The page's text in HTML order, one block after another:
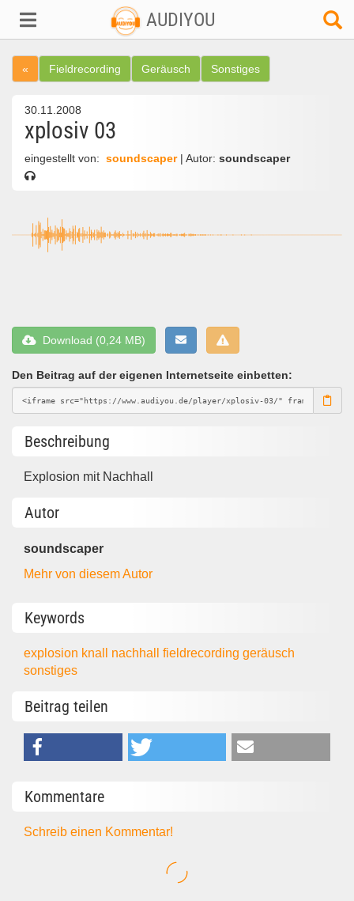
AUDIYOU
« Fieldrecording Geräusch Sonstiges
30.11.2008
xplosiv 03
eingestellt von: soundscaper | Autor: soundscaper
Download (0,24 MB)
Den Beitrag auf der eigenen Internetseite einbetten:
Beschreibung
Explosion mit Nachhall
Autor
soundscaper
Mehr von diesem Autor
Keywords
explosion knall nachhallfieldrecordinggeräusch
sonstiges
Beitrag teilen
Kommentare
Schreib einen Kommentar!